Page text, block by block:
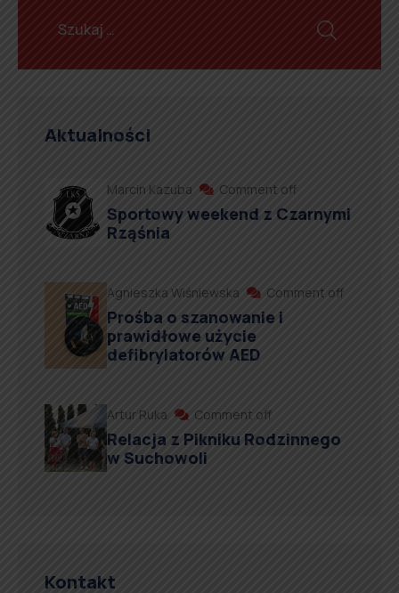
Aktualności
Marcin Kazuba Comment off
Sportowy weekend z Czarnymi
Rząśnia
Agnieszka Wiśniewska Comment off
Prośba o szanowanie i
prawidłowe użycie
defibrylatorów AED
Artur Ruka Comment off
Relacja z Pikniku Rodzinnego
w Suchowoli
Kontakt